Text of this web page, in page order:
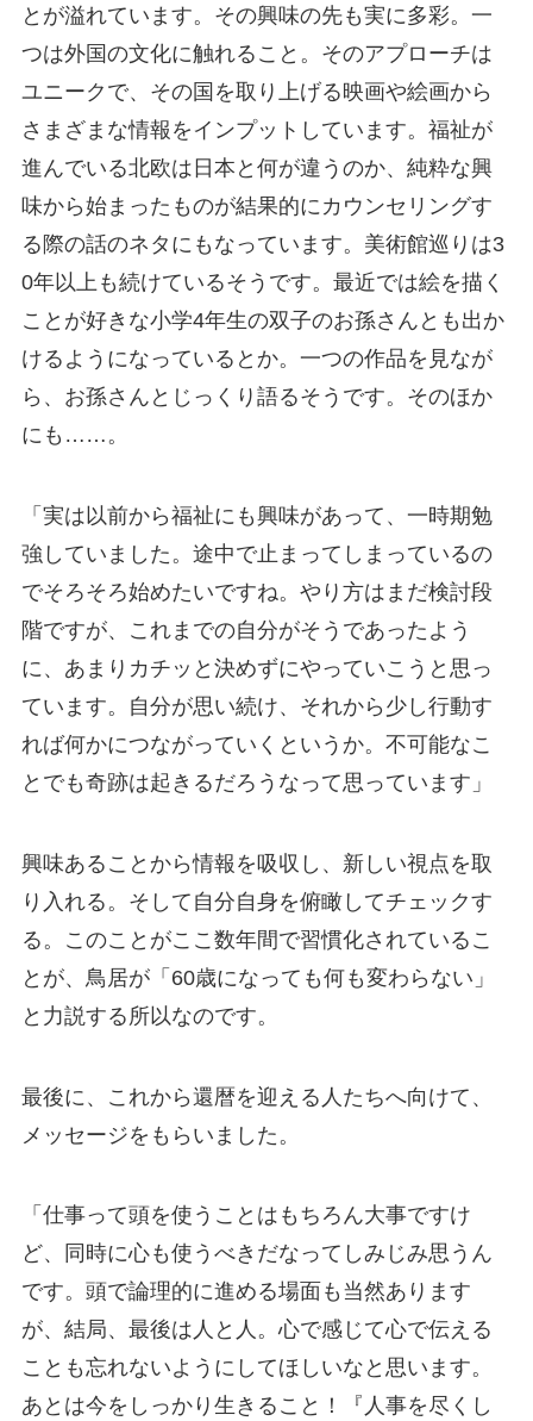
とが溢れています。その興味の先も実に多彩。一
つは外国の文化に触れること。そのアプローチは
ユニークで、その国を取り上げる映画や絵画から
さまざまな情報をインプットしています。福祉が
進んでいる北欧は日本と何が違うのか、純粋な興
味から始まったものが結果的にカウンセリングす
る際の話のネタにもなっています。美術館巡りは3
0年以上も続けているそうです。最近では絵を描く
ことが好きな小学4年生の双子のお孫さんとも出か
けるようになっているとか。一つの作品を見なが
ら、お孫さんとじっくり語るそうです。そのほか
にも……。
「実は以前から福祉にも興味があって、一時期勉
強していました。途中で止まってしまっているの
でそろそろ始めたいですね。やり方はまだ検討段
階ですが、これまでの自分がそうであったよう
に、あまりカチッと決めずにやっていこうと思っ
ています。自分が思い続け、それから少し行動す
れば何かにつながっていくというか。不可能なこ
とでも奇跡は起きるだろうなって思っています」
興味あることから情報を吸収し、新しい視点を取
り入れる。そして自分自身を俯瞰してチェックす
る。このことがここ数年間で習慣化されているこ
とが、鳥居が「60歳になっても何も変わらない」
と力説する所以なのです。
最後に、これから還暦を迎える人たちへ向けて、
メッセージをもらいました。
「仕事って頭を使うことはもちろん大事ですけ
ど、同時に心も使うべきだなってしみじみ思うん
です。頭で論理的に進める場面も当然あります
が、結局、最後は人と人。心で感じて心で伝える
ことも忘れないようにしてほしいなと思います。
あとは今をしっかり生きること！『人事を尽くし